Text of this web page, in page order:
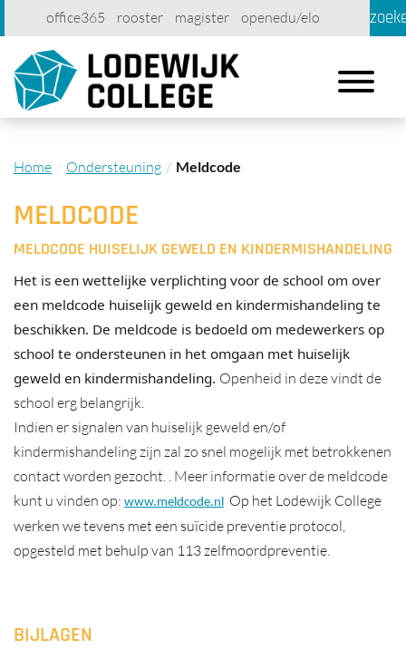
office365 rooster magister
openedu/elo
account
contact printen
Toggle
Home Ondersteuning Meldcode
MELDCODE
MELDCODE HUISELIJK GEWELD EN KINDERMISHANDELING
Het is een wettelijke verplichting voor de school om over
een meldcode huiselijk geweld en kindermishandeling te
beschikken. De meldcode is bedoeld om medewerkers op
school te ondersteunen in het omgaan met huiselijk
geweld en kindermishandeling. Openheid in deze vindt de
school erg belangrijk.
Indien er signalen van huiselijk geweld en/of
kindermishandeling zijn zal zo snel mogelijk met betrokkenen
contact worden gezocht. . Meer informatie over de meldcode
kunt u vinden op: www.meldcode.nl Op het Lodewijk College
werken we tevens met een suïcide preventie protocol,
opgesteld met behulp van 113 zelfmoordpreventie.
BIJLAGEN